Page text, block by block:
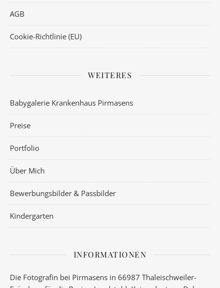
AGB
Cookie-Richtlinie (EU)
WEITERES
Babygalerie Krankenhaus Pirmasens
Preise
Portfolio
Über Mich
Bewerbungsbilder & Passbilder
Kindergarten
INFORMATIONEN
Die Fotografin bei Pirmasens in 66987 Thaleischweiler-